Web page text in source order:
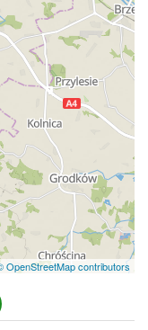
OpenStreetMap contributors